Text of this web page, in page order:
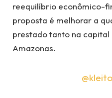
reequilíbrio econômico-
proposta é melhorar a
prestado tanto na
Amazonas.